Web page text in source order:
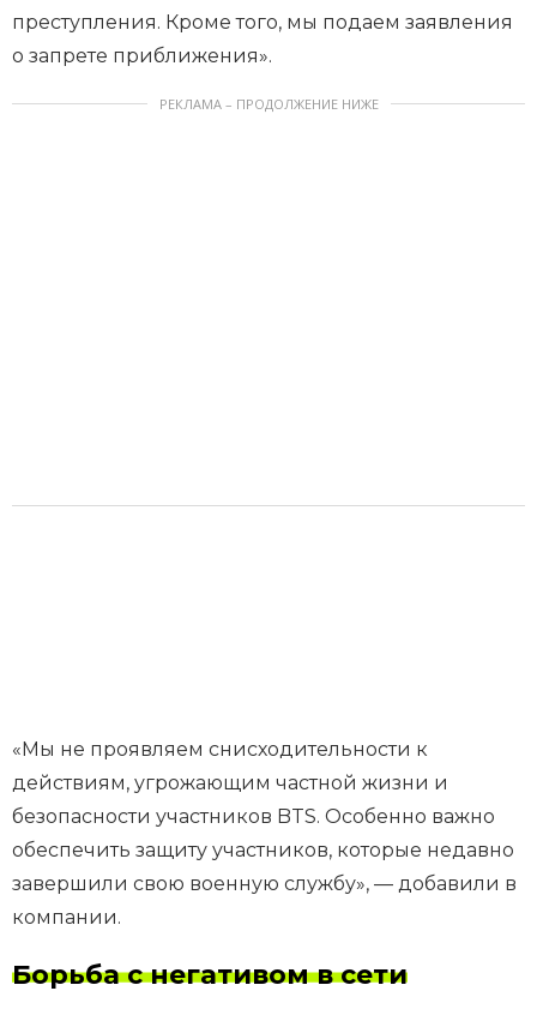
преступления. Кроме того, мы подаем заявления
о запрете приближения».
РЕКЛАМА – ПРОДОЛЖЕНИЕ НИЖЕ
«Мы не проявляем снисходительности к
действиям, угрожающим частной жизни и
безопасности участников BTS. Особенно важно
обеспечить защиту участников, которые недавно
завершили свою военную службу», — добавили в
компании.
Борьба с негативом в сети